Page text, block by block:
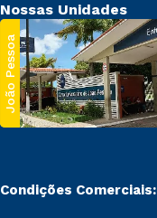
Nossas Unidades
João Pessoa
Condições Comerciais: